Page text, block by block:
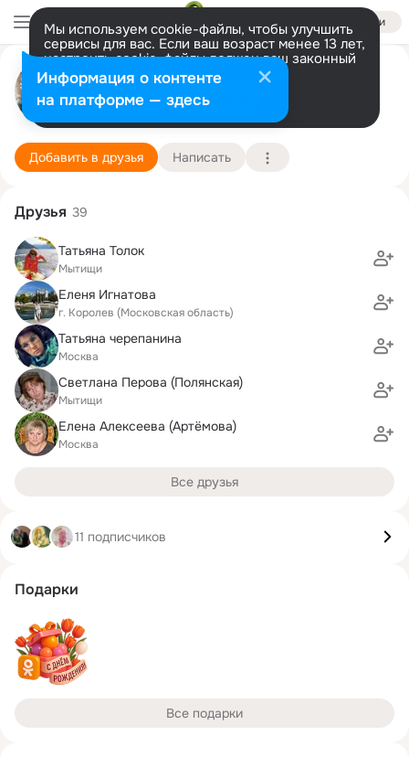
Войти
Мы используем cookie-файлы, чтобы улучшить
сервисы для вас. Если ваш возраст менее 13 лет,
настроить cookie-файлы должен ваш законный
представитель. Больше информации
Разрешить все Настроить
Ирина Тарасова(Молчанова)
Москва 29 ноября (59 лет)
Подробнее
Добавить в друзья Написать
Друзья 39
Татьяна Толок
Мытищи
Еленя Игнатова
г. Королев (Московская область)
Татьяна черепанина
Москва
Светлана Перова (Полянская)
Мытищи
Елена Алексеева (Артёмова)
Москва
Все друзья
11 подписчиков
Подарки
Все подарки
Информация о контенте
на платформе — здесь